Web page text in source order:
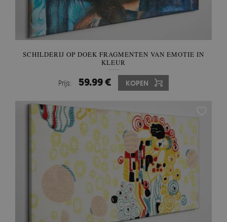
SCHILDERIJ OP DOEK FRAGMENTEN VAN EMOTIE IN
KLEUR
Prijs: 59.99 € KOPEN